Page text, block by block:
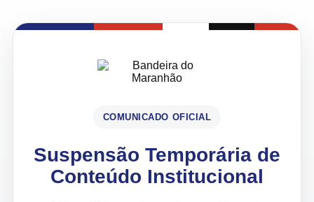
COMUNICADO OFICIAL
Suspensão Temporária de
Conteúdo Institucional